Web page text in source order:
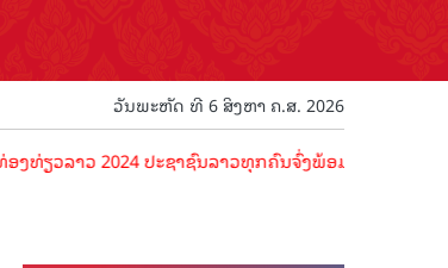
ວັນພະຫັດ ທີ 6 ສິງຫາ ຄ.ສ. 2026
າວ 2024 ປະຊາຊົນລາວທຸກຄົນຈົ່ງພ້ອມເປັນເຈົ້າພາບທີ່ດີ ຕ້